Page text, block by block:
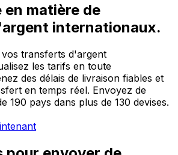
matière de
internationaux.
transferts d'argent
les tarifs en toute
des délais de livraison fiables et
en temps réel. Envoyez de
190 pays dans plus de 130 devises.